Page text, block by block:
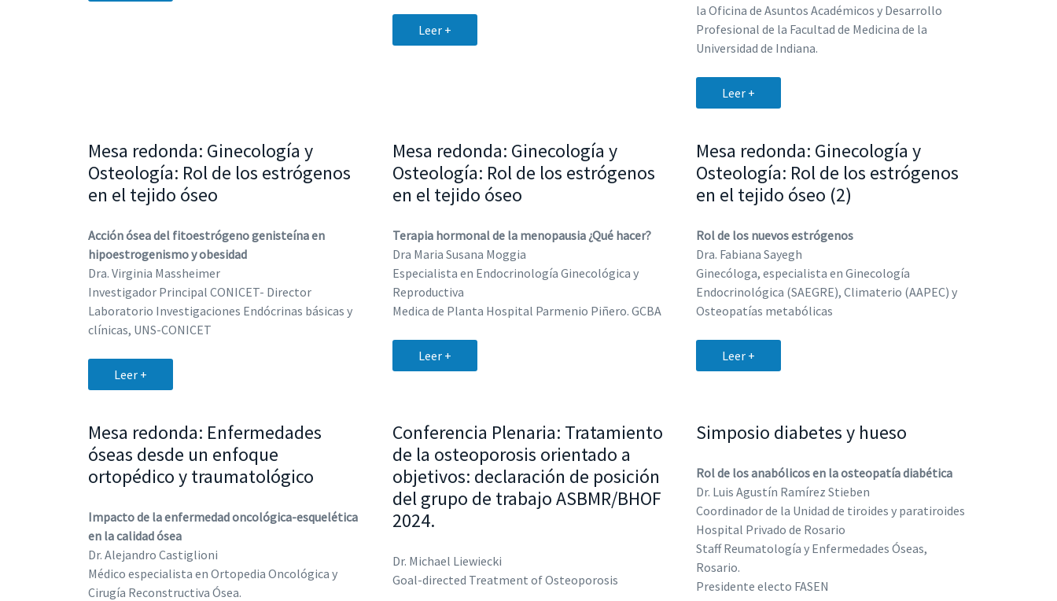
Leer +
la Oficina de Asuntos Académicos y Desarrollo
Profesional de la Facultad de Medicina de la
Universidad de Indiana.
Leer +
Mesa redonda: Ginecología y
Osteología: Rol de los estrógenos
en el tejido óseo
Acción ósea del fitoestrógeno genisteína en
hipoestrogenismo y obesidad
Dra. Virginia Massheimer
Investigador Principal CONICET- Director
Laboratorio Investigaciones Endócrinas básicas y
clínicas, UNS-CONICET
Leer +
Mesa redonda: Ginecología y
Osteología: Rol de los estrógenos
en el tejido óseo
Terapia hormonal de la menopausia ¿Qué hacer?
Dra Maria Susana Moggia
Especialista en Endocrinología Ginecológica y
Reproductiva
Medica de Planta Hospital Parmenio Piñero. GCBA
Leer +
Mesa redonda: Ginecología y
Osteología: Rol de los estrógenos
en el tejido óseo (2)
Rol de los nuevos estrógenos
Dra. Fabiana Sayegh
Ginecóloga, especialista en Ginecología
Endocrinológica (SAEGRE), Climaterio (AAPEC) y
Osteopatías metabólicas
Leer +
Mesa redonda: Enfermedades
óseas desde un enfoque
ortopédico y traumatológico
Impacto de la enfermedad oncológica-esquelética
en la calidad ósea
Dr. Alejandro Castiglioni
Médico especialista en Ortopedia Oncológica y
Cirugía Reconstructiva Ósea.
Conferencia Plenaria: Tratamiento
de la osteoporosis orientado a
objetivos: declaración de posición
del grupo de trabajo ASBMR/BHOF
2024.
Dr. Michael Liewiecki
Goal-directed Treatment of Osteoporosis
Simposio diabetes y hueso
Rol de los anabólicos en la osteopatía diabética
Dr. Luis Agustín Ramírez Stieben
Coordinador de la Unidad de tiroides y paratiroides
Hospital Privado de Rosario
Staff Reumatología y Enfermedades Óseas,
Rosario.
Presidente electo FASEN